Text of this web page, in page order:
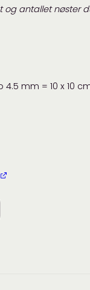
og antallet nøster
4.5 mm = 10 x 10